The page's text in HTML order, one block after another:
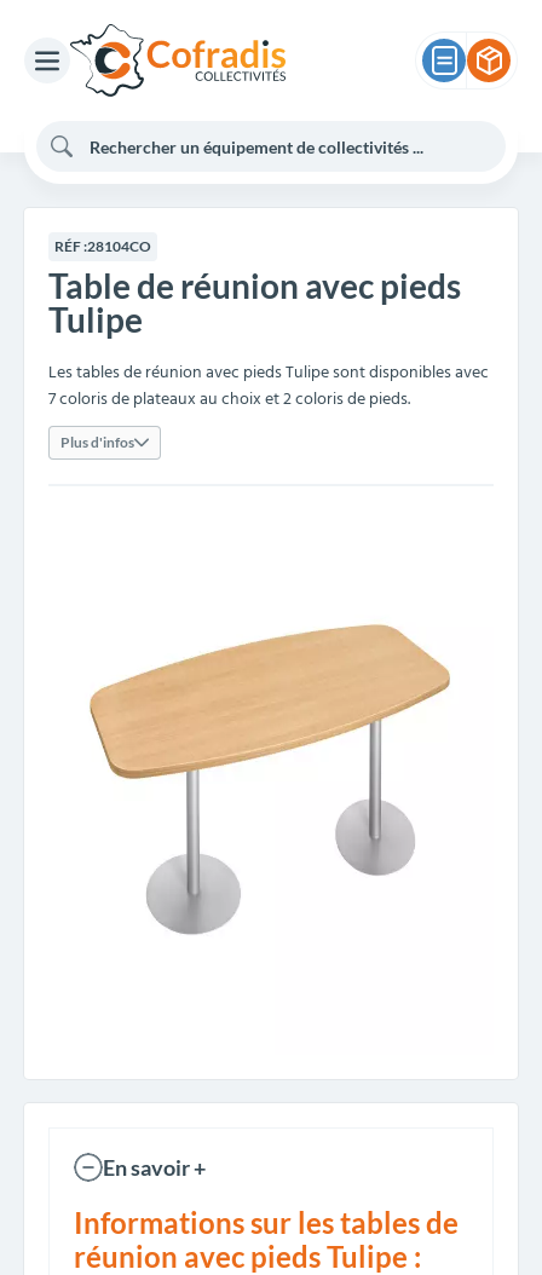
RÉF :28104CO
Table de réunion avec pieds
Tulipe
Les tables de réunion avec pieds Tulipe sont disponibles avec
7 coloris de plateaux au choix et 2 coloris de pieds.
Plus d'infos
En savoir +
Informations sur les tables de
réunion avec pieds Tulipe :